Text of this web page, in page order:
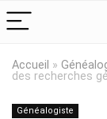
Accueil »
des recherches
Généalogiste